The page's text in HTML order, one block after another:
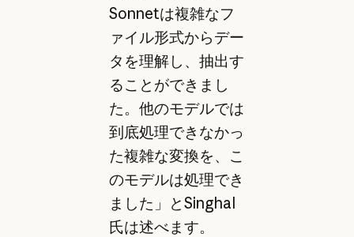
Sonnetは複雑なフ
ァイル形式からデー
タを理解し、抽出す
ることができまし
た。他のモデルでは
到底処理できなかっ
た複雑な変換を、こ
のモデルは処理でき
ました」とSinghal
氏は述べます。